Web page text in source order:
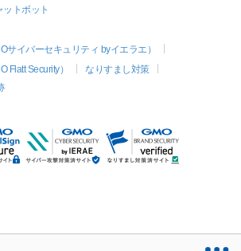
トボット
サイバーセキュリティ byイエラエ）
Flatt Security）
なりすまし対策